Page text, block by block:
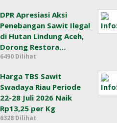
DPR Apresiasi Aksi
Penebangan Sawit Ilegal
di Hutan Lindung Aceh,
Dorong Restora…
6490 Dilihat
Harga TBS Sawit
Swadaya Riau Periode
22-28 Juli 2026 Naik
Rp13,25 per Kg
6328 Dilihat